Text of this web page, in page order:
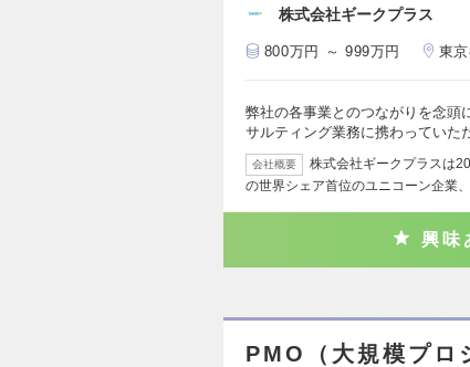
株式会社ギークプラス
800万円 ～ 999万円 東
弊社の各事業とのつながりを念頭
サルティング業務に携わっていた
会社概要
株式会社ギークプラスは
の世界シェア首位のユニコーン企業
興味
PMO（大規模プロ